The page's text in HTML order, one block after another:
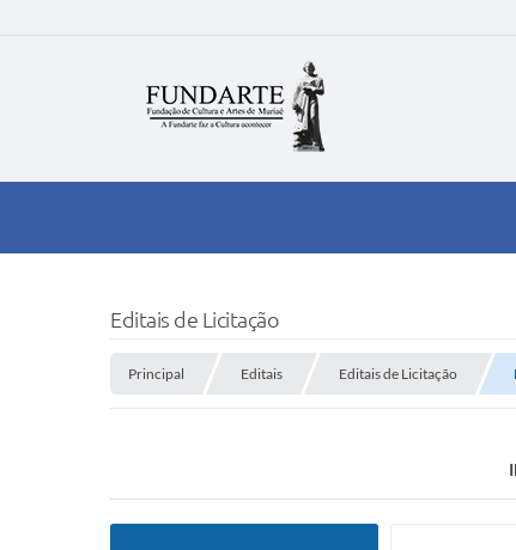
Editais de Licitação
Principal Editais Editais de Licitação